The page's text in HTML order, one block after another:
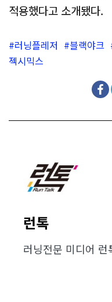
적용했다고 소개됐다.
러닝플레저 블랙야크
젝시믹스
런톡
러닝전문 미디어